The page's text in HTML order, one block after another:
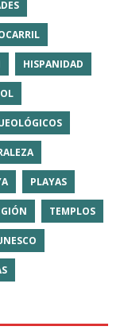
HISPANIDAD
PLAYAS
TEMPLOS